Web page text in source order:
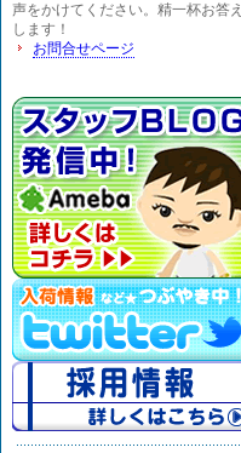
声をかけてください。精一杯お答え
します！
お問合せページ